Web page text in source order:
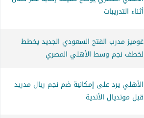
أثناء التدريبات
غوميز مدرب الفتح السعودي الجديد يخطط
لخطف نجم وسط الأهلي المصري
الأهلي يرد على إمكانية ضم نجم ريال مدريد
قبل مونديال الأندية